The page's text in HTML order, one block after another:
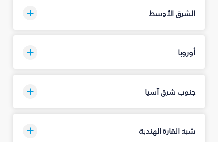
الشرق الأوسط
أوروبا
جنوب شرق آسيا
شبه القارة الهندية